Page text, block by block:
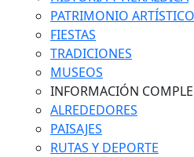
PATRIMONIO ARTÍSTICO
FIESTAS
TRADICIONES
MUSEOS
INFORMACIÓN
ALREDEDORES
PAISAJES
RUTAS Y DEPORTE